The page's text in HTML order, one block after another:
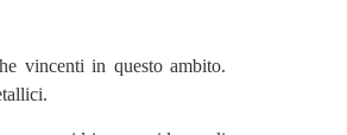
vincenti in questo ambito.